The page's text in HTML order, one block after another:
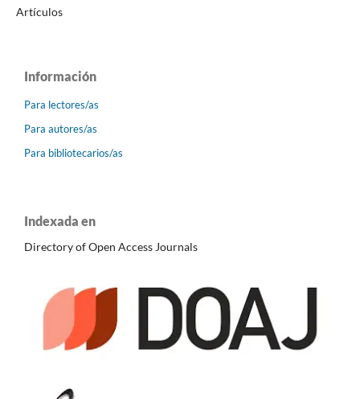
Artículos
Información
Para lectores/as
Para autores/as
Para bibliotecarios/as
Indexada en
Directory of Open Access Journals